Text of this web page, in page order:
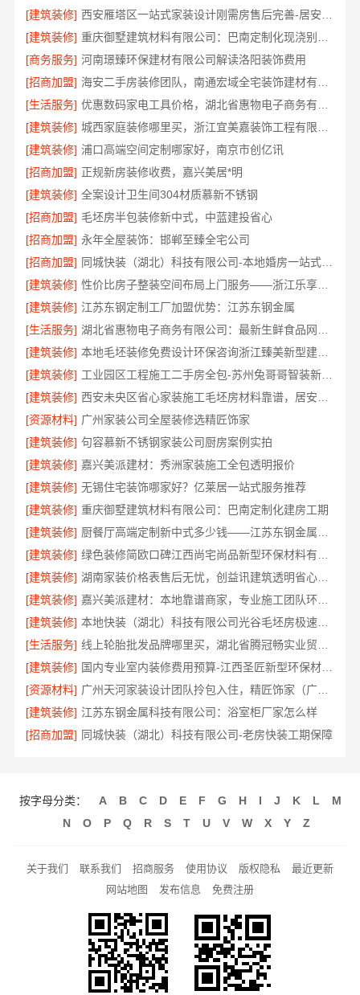
[建筑装修]
[建筑装修]
[商务服务] 河南璟臻环保建材有限公司解读洛阳装饰费用
[招商加盟]
[生活服务]
[建筑装修]
[建筑装修] 浦口高端空间定制哪家好，南京市创亿讯
[招商加盟] 正规新房装修收费，嘉兴美居*明
[建筑装修] 全案设计卫生间304材质慕新不锈钢
[招商加盟] 毛坯房半包装修新中式，中蓝建投省心
[招商加盟] 永年全屋装饰：邯郸至臻全宅公司
[招商加盟]
同城快装（湖北）科技有限公司-本地婚房一站式装修一口价
[建筑装修]
性价比房子整装空间布局上门服务——浙江乐享新材料有限公司
[建筑装修] 江苏东钢定制工厂加盟优势：江苏东钢金属
[生活服务]
[建筑装修]
本地毛坯装修免费设计环保咨询浙江臻美新型建材有限公司
[建筑装修]
工业园区工程施工二手房全包-苏州兔哥哥智装新材料
[建筑装修]
[资源材料] 广州家装公司全屋装修选精匠饰家
[建筑装修] 句容慕新不锈钢家装公司厨房案例实拍
[建筑装修] 嘉兴美派建材：秀洲家装施工全包透明报价
[建筑装修] 无锡住宅装饰哪家好？亿莱居一站式服务推荐
[建筑装修] 重庆御墅建筑材料有限公司：巴南定制化建房工期
[建筑装修]
[建筑装修]
[建筑装修]
湖南家装价格表售后无忧，创益讯建筑透明省心装修
[建筑装修]
嘉兴美派建材：本地靠谱商家，专业施工团队环保透明报价
[建筑装修]
本地快装（湖北）科技有限公司光谷毛坯房极速整装
[生活服务]
[建筑装修]
国内专业室内装修费用预算-江西圣匠新型环保材料有限公司
[资源材料]
广州天河家装设计团队拎包入住，精匠饰家（广州）家居建材有限公司
[建筑装修] 江苏东钢金属科技有限公司：浴室柜厂家怎么样
[招商加盟] 同城快装（湖北）科技有限公司-老房快装工期保障
按字母分类： A B C D E F G H I J K L
M
N
O P Q R S T U V W X Y Z
关于我们 联系我们 招商服务 使用协议 版权隐私
最近更新
网站地图
发布信息 免费注册